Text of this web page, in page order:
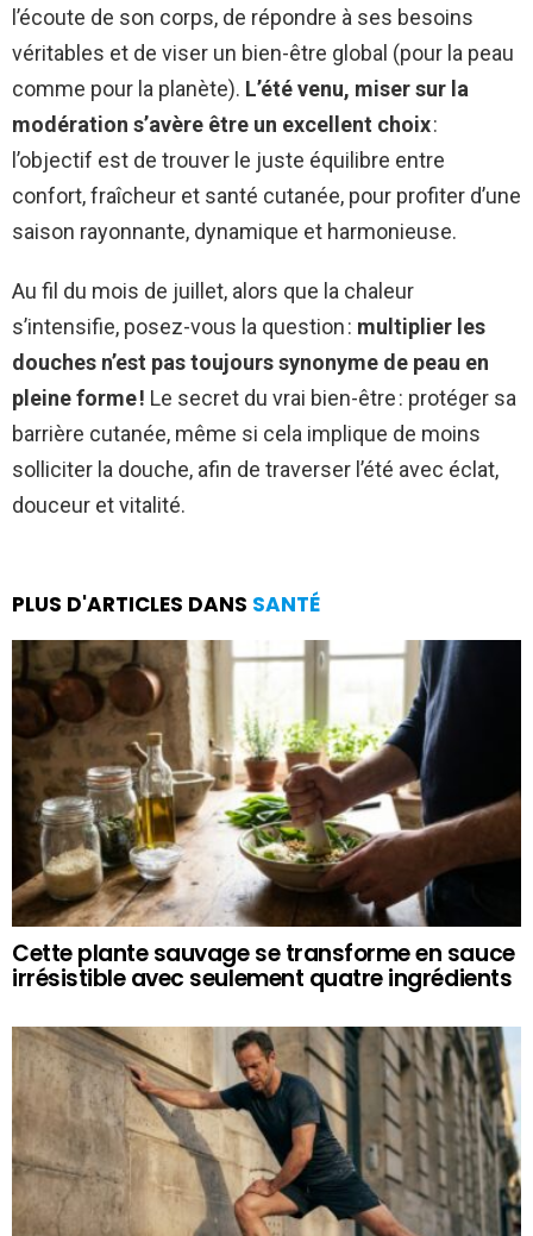
l’écoute de son corps, de répondre à ses besoins
véritables et de viser un bien-être global (pour la peau
comme pour la planète). L’été venu, miser sur la
modération s’avère être un excellent choix:
l’objectif est de trouver le juste équilibre entre
confort, fraîcheur et santé cutanée, pour profiter d’une
saison rayonnante, dynamique et harmonieuse.
Au fil du mois de juillet, alors que la chaleur
s’intensifie, posez-vous la question : multiplier les
douches n’est pas toujours synonyme de peau en
pleine forme ! Le secret du vrai bien-être : protéger sa
barrière cutanée, même si cela implique de moins
solliciter la douche, afin de traverser l’été avec éclat,
douceur et vitalité.
PLUS D'ARTICLES DANS SANTÉ
Cette plante sauvage se transforme en sauce
irrésistible avec seulement quatre ingrédients